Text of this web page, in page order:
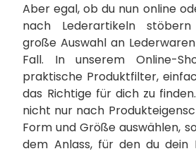
Aber egal, ob du nun online
nach Lederartikeln
große Auswahl an
Fall. In unserem Online-
praktische Produktfilter,
das Richtige für dich zu
nicht nur nach
Form und Größe auswählen,
dem Anlass, für den du dein